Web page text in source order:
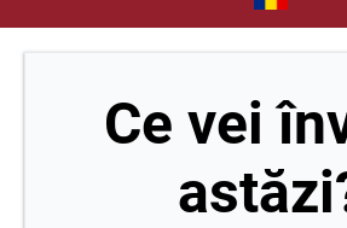
Ce vei